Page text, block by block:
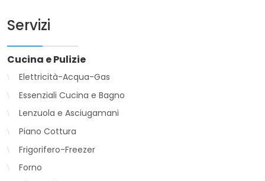
Servizi
Cucina e Pulizie
Elettricità-Acqua-Gas
Essenziali Cucina e Bagno
Lenzuola e Asciugamani
Piano Cottura
Frigorifero-Freezer
Forno